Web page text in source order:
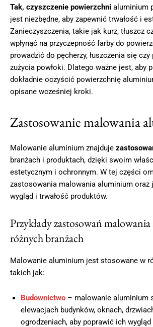
Tak, czyszczenie powierzchni aluminium
jest niezbędne, aby zapewnić trwałość i
Zanieczyszczenia, takie jak kurz, tłuszcz
wpłynąć na przyczepność farby do
prowadzić do pęcherzy, łuszczenia się
zużycia powłoki. Dlatego ważne jest, aby
dokładnie oczyścić powierzchnię
opisane wcześniej kroki.
Zastosowanie malowania
Malowanie aluminium znajduje
branżach i produktach, dzięki swoim
estetycznym i ochronnym. W tej części
zastosowania malowania aluminium oraz
wygląd i trwałość produktów.
Przykłady zastosowań
różnych branżach
Malowanie aluminium jest stosowane w
takich jak:
Budownictwo – malowanie aluminium
elewacjach budynków, oknach,
ogrodzeniach, aby poprawić ich